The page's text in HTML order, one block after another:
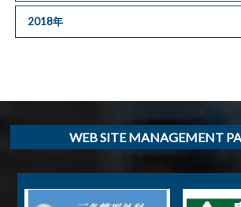
2018年
WEB SITE MANAGEMENT